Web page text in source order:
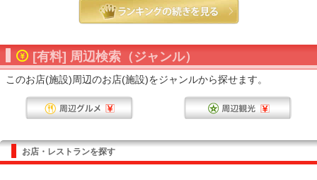
[有料] 周辺検索（ジャンル）
このお店(施設)周辺のお店(施設)をジャンルから探せます。
お店・レストランを探す